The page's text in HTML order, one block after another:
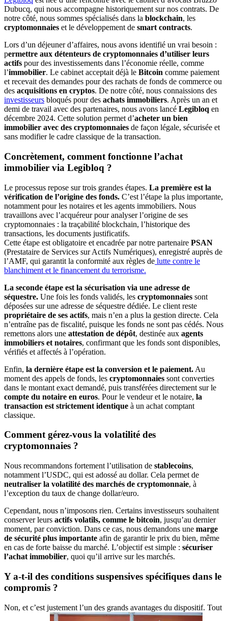
Dubucq, qui nous accompagne historiquement sur nos contrats. De
notre côté, nous sommes spécialisés dans la blockchain, les
cryptomonnaies et le développement de smart contracts.
Lors d’un déjeuner d’affaires, nous avons identifié un vrai besoin :
permettre aux détenteurs de cryptomonnaies d’utiliser leurs
actifs pour des investissements dans l’économie réelle, comme
l’immobilier. Le cabinet acceptait déjà le Bitcoin comme paiement
et recevait des demandes pour des rachats de fonds de commerce ou
des acquisitions en cryptos. De notre côté, nous connaissions des
investisseurs bloqués pour des achats immobiliers. Après un an et
demi de travail avec des partenaires, nous avons lancé Legibloq en
décembre 2024. Cette solution permet d’acheter un bien
immobilier avec des cryptomonnaies de façon légale, sécurisée et
sans modifier le cadre classique de la transaction.
Concrètement, comment fonctionne l’achat
immobilier via Legibloq ?
Le processus repose sur trois grandes étapes. La première est la
vérification de l’origine des fonds. C’est l’étape la plus importante,
notamment pour les notaires et les agents immobiliers. Nous
travaillons avec l’acquéreur pour analyser l’origine de ses
cryptomonnaies : la traçabilité blockchain, l’historique des
transactions, les documents justificatifs.
Cette étape est obligatoire et encadrée par notre partenaire PSAN
(Prestataire de Services sur Actifs Numériques), enregistré auprès de
l’AMF, qui garantit la conformité aux règles de lutte contre le
blanchiment et le financement du terrorisme.
La seconde étape est la sécurisation via une adresse de
séquestre. Une fois les fonds validés, les cryptomonnaies sont
déposées sur une adresse de séquestre dédiée. Le client reste
propriétaire de ses actifs, mais n’en a plus la gestion directe. Cela
n’entraîne pas de fiscalité, puisque les fonds ne sont pas cédés. Nous
remettons alors une attestation de dépôt, destinée aux agents
immobiliers et notaires, confirmant que les fonds sont disponibles,
vérifiés et affectés à l’opération.
Enfin, la dernière étape est la conversion et le paiement. Au
moment des appels de fonds, les cryptomonnaies sont converties
dans le montant exact demandé, puis transférées directement sur le
compte du notaire en euros. Pour le vendeur et le notaire, la
transaction est strictement identique à un achat comptant
classique.
Comment gérez-vous la volatilité des
cryptomonnaies ?
Nous recommandons fortement l’utilisation de stablecoins,
notamment l’USDC, qui est adossé au dollar. Cela permet de
neutraliser la volatilité des marchés de cryptomonnaie, à
l’exception du taux de change dollar/euro.
Cependant, nous n’imposons rien. Certains investisseurs souhaitent
conserver leurs actifs volatils, comme le bitcoin, jusqu’au dernier
moment, par conviction. Dans ce cas, nous demandons une marge
de sécurité plus importante afin de garantir le prix du bien, même
en cas de forte baisse du marché. L’objectif est simple : sécuriser
l’achat immobilier, quoi qu’il arrive sur les marchés.
Y a-t-il des conditions suspensives spécifiques dans le
compromis ?
Non, et c’est justement l’un des grands avantages du dispositif. Tout